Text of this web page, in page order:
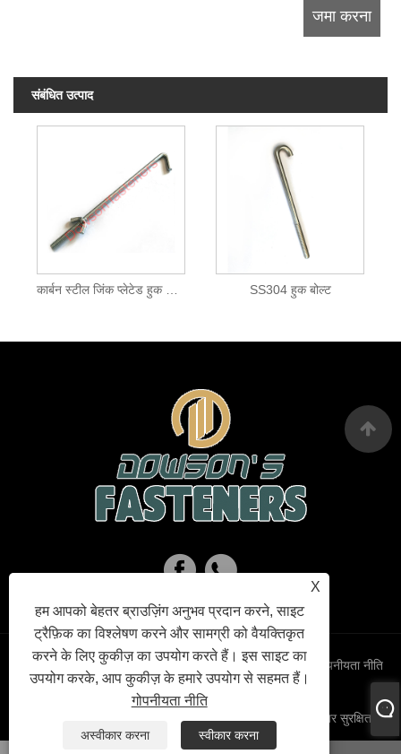
संबंधित उत्पाद
SS304 हुक बोल्ट
X
हम आपको बेहतर ब्राउज़िंग अनुभव प्रदान करने, साइट
ट्रैफ़िक का विश्लेषण करने और सामग्री को वैयक्तिकृत
करने के लिए कुकीज़ का उपयोग करते हैं। इस साइट का
उपयोग करके, आप कुकीज़ के हमारे उपयोग से सहमत हैं।
गोपनीयता नीति
अस्वीकार करना
स्वीकार करना
Links Sitemap RSS XML गोपनीयता नीति
कॉपीराइट © 2023 हैयान डाउसन फास्टनर कंपनी लिमिटेड। सर्वाधिकार सुरक्षित।